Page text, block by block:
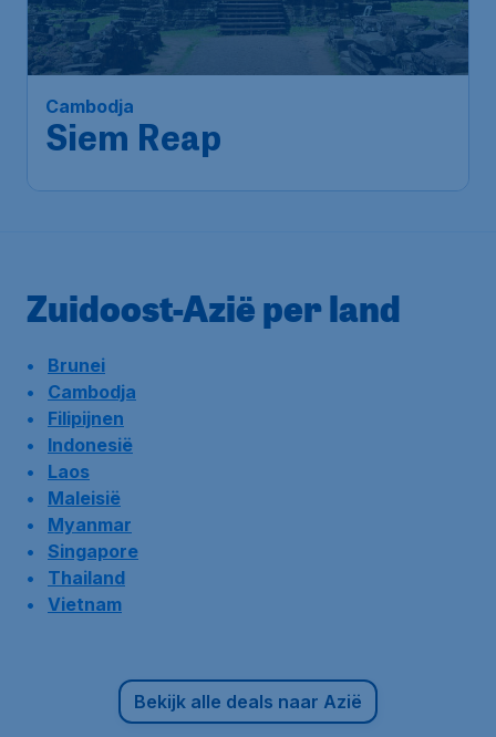
Cambodja
Siem Reap
Zuidoost-Azië per land
Brunei
Cambodja
Filipijnen
Indonesië
Laos
Maleisië
Myanmar
Singapore
Thailand
Vietnam
Bekijk alle deals naar Azië